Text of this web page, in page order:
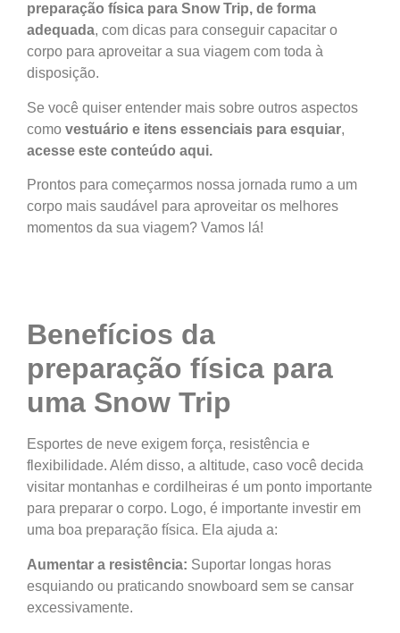
preparação física para Snow Trip, de forma
adequada, com dicas para conseguir capacitar o
corpo para aproveitar a sua viagem com toda à
disposição.
Se você quiser entender mais sobre outros aspectos
como vestuário e itens essenciais para esquiar,
acesse este conteúdo aqui.
Prontos para começarmos nossa jornada rumo a um
corpo mais saudável para aproveitar os melhores
momentos da sua viagem? Vamos lá!
Benefícios da
preparação física para
uma Snow Trip
Esportes de neve exigem força, resistência e
flexibilidade. Além disso, a altitude, caso você decida
visitar montanhas e cordilheiras é um ponto importante
para preparar o corpo. Logo, é importante investir em
uma boa preparação física. Ela ajuda a:
Aumentar a resistência: Suportar longas horas
esquiando ou praticando snowboard sem se cansar
excessivamente.